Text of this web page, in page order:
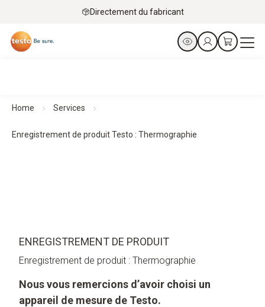
Directement du fabricant
Home Services
Enregistrement de produit Testo : Thermographie
ENREGISTREMENT DE PRODUIT
Enregistrement de produit : Thermographie
Nous vous remercions d’avoir choisi un
appareil de mesure de Testo.